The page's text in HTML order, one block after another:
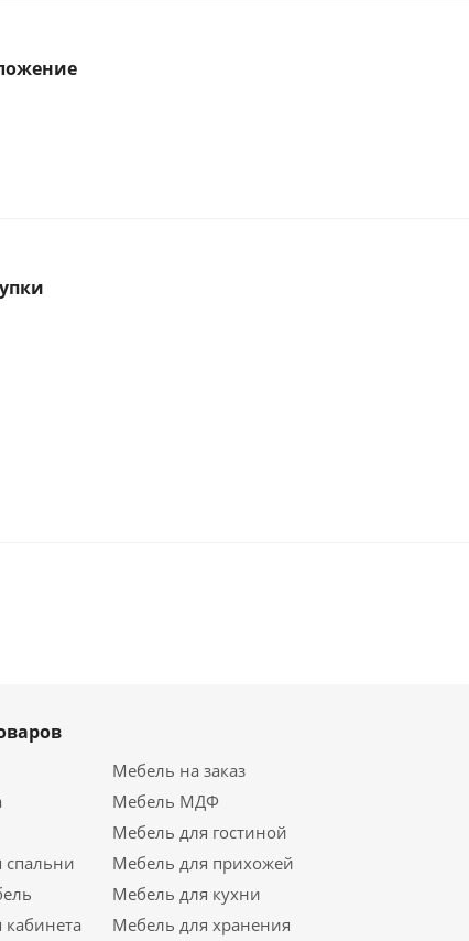
Мебель на заказ
Мебель МДФ
Мебель для гостиной
спальни
Мебель для прихожей
Мебель для кухни
Мебель для хранения